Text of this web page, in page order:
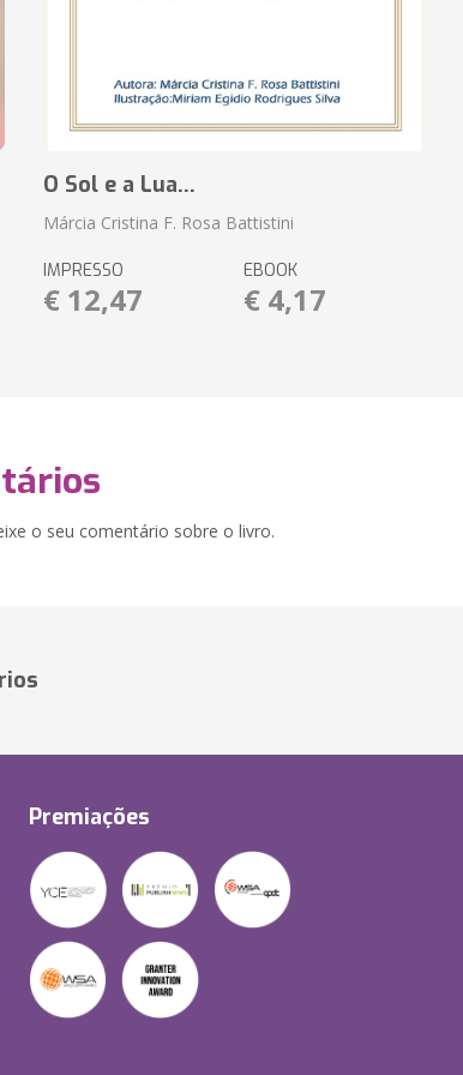
O Sol e a Lua...
Márcia Cristina F. Rosa Battistini
IMPRESSO
€ 12,47
EBOOK
€ 4,17
o seu comentário sobre o livro.
Premiações